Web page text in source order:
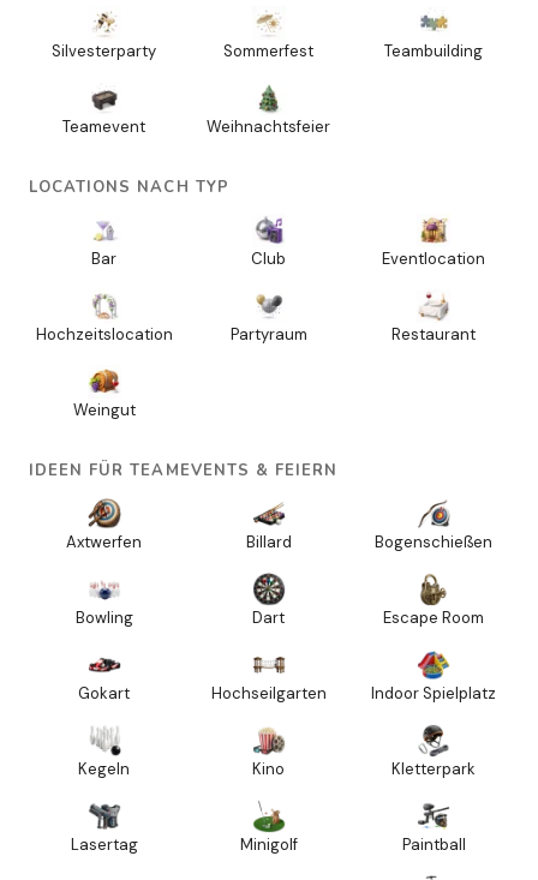
Silvesterparty Sommerfest Teambuilding
Teamevent Weihnachtsfeier
LOCATIONS NACH TYP
Bar Club Eventlocation
Hochzeitslocation Partyraum Restaurant
Weingut
IDEEN FÜR TEAMEVENTS & FEIERN
Axtwerfen Billard Bogenschießen
Bowling Dart Escape Room
Gokart Hochseilgarten Indoor Spielplatz
Kegeln Kino Kletterpark
Lasertag Minigolf Paintball